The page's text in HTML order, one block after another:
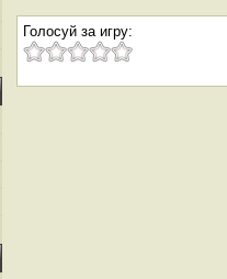
Голосуй за игру: